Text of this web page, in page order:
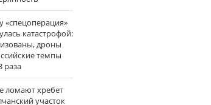
«спецоперация»
катастрофой:
дроны
темпы
раза
ломают хребет
участок